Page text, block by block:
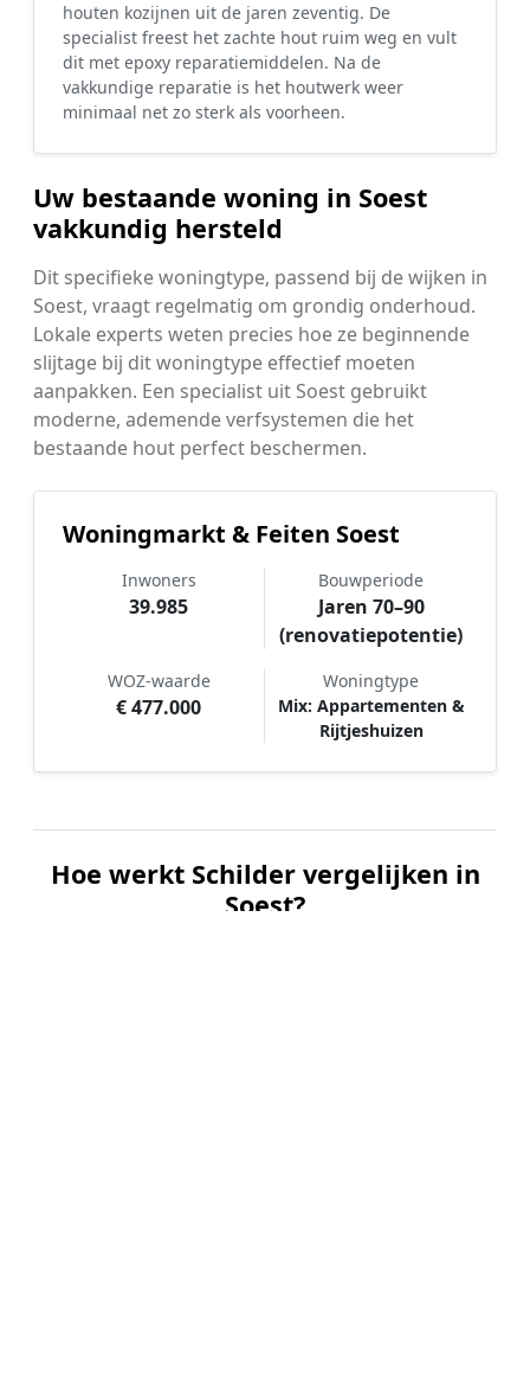
houten kozijnen uit de jaren zeventig. De
specialist freest het zachte hout ruim weg en vult
dit met epoxy reparatiemiddelen. Na de
vakkundige reparatie is het houtwerk weer
minimaal net zo sterk als voorheen.
Uw bestaande woning in Soest
vakkundig hersteld
Dit specifieke woningtype, passend bij de wijken in
Soest, vraagt regelmatig om grondig onderhoud.
Lokale experts weten precies hoe ze beginnende
slijtage bij dit woningtype effectief moeten
aanpakken. Een specialist uit Soest gebruikt
moderne, ademende verfsystemen die het
bestaande hout perfect beschermen.
Woningmarkt & Feiten Soest
Inwoners
39.985
Bouwperiode
Jaren 70–90
(renovatiepotentie)
WOZ-waarde
€ 477.000
Woningtype
Mix: Appartementen &
Rijtjeshuizen
Hoe werkt Schilder vergelijken in
Soest?